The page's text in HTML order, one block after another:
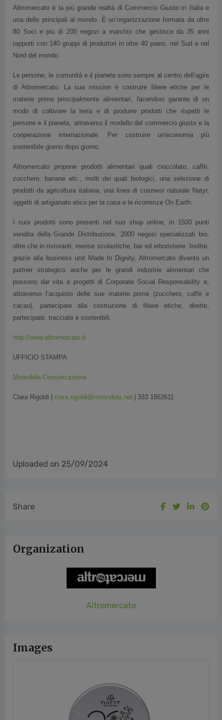
Altromercato è la più grande realtà di Commercio Giusto in Italia e
una delle principali al mondo. È un’organizzazione formata da oltre
80 Soci e più di 200 negozi a marchio che gestisce da 35 anni
rapporti con 140 gruppi di produttori in oltre 40 paesi, nel Sud e nel
Nord del mondo.
Le persone, le comunità e il pianeta sono sempre al centro dell’agire
di Altromercato. La sua mission è costruire filiere etiche per le
materie prime principalmente alimentari, facendosi garante di un
modo di coltivare la terra e di produrre prodotti che rispetti le
persone e il pianeta, attraverso il modello del commercio giusto e la
cooperazione internazionale. Per costruire un'economia più
sostenibile giorno dopo giorno.
Altromercato propone prodotti alimentari quali cioccolato, caffè,
zucchero, banane etc., molti dei quali biologici, una selezione di
prodotti da agricoltura italiana, una linea di cosmesi naturale Natyr,
oggetti di artigianato etico per la casa e le ricorrenze On Earth.
I suoi prodotti sono presenti nel suo shop online, in 1500 punti
vendita della Grande Distribuzione, 2000 negozi specializzati bio,
oltre che in ristoranti, mense scolastiche, bar ed erboristerie. Inoltre,
grazie alla business unit Made In Dignity, Altromercato diventa un
partner strategico anche per le grandi industrie alimentari che
possono dar vita a progetti di Corporate Social Responsability e,
attraverso l’acquisto delle sue materie prime (zucchero, caffè e
cacao), partecipare alla costruzione di filiere etiche, dirette,
partecipate, tracciate e sostenibili.
http://www.altromercato.it
UFFICIO STAMPA
Mirandola Comunicazione
Clara Rigoldi | clara.rigoldi@mirandola.net | 333 1862611
Uploaded on 25/09/2024
Share
Organization
Altromercato
Images